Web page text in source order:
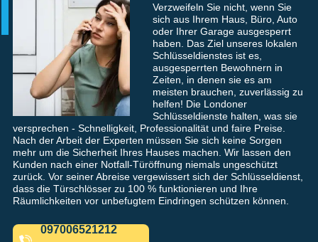
Verzweifeln Sie nicht, wenn Sie
sich aus Ihrem Haus, Büro, Auto
oder Ihrer Garage ausgesperrt
haben. Das Ziel unseres lokalen
Schlüsseldienstes ist es,
ausgesperrten Bewohnern in
Zeiten, in denen sie es am
meisten brauchen, zuverlässig zu
helfen! Die Londoner
Schlüsseldienste halten, was sie
versprechen - Schnelligkeit, Professionalität und faire Preise.
Nach der Arbeit der Experten müssen Sie sich keine Sorgen
mehr um die Sicherheit Ihres Hauses machen. Wir lassen den
Kunden nach einer Notfall-Türöffnung niemals ungeschützt
zurück. Vor seiner Abreise vergewissert sich der Schlüsseldienst,
dass die Türschlösser zu 100 % funktionieren und Ihre
Räumlichkeiten vor unbefugtem Eindringen schützen können.
097006521212